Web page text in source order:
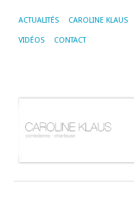
ACTUALITÉS CAROLINE KLAUS
VIDÉOS CONTACT